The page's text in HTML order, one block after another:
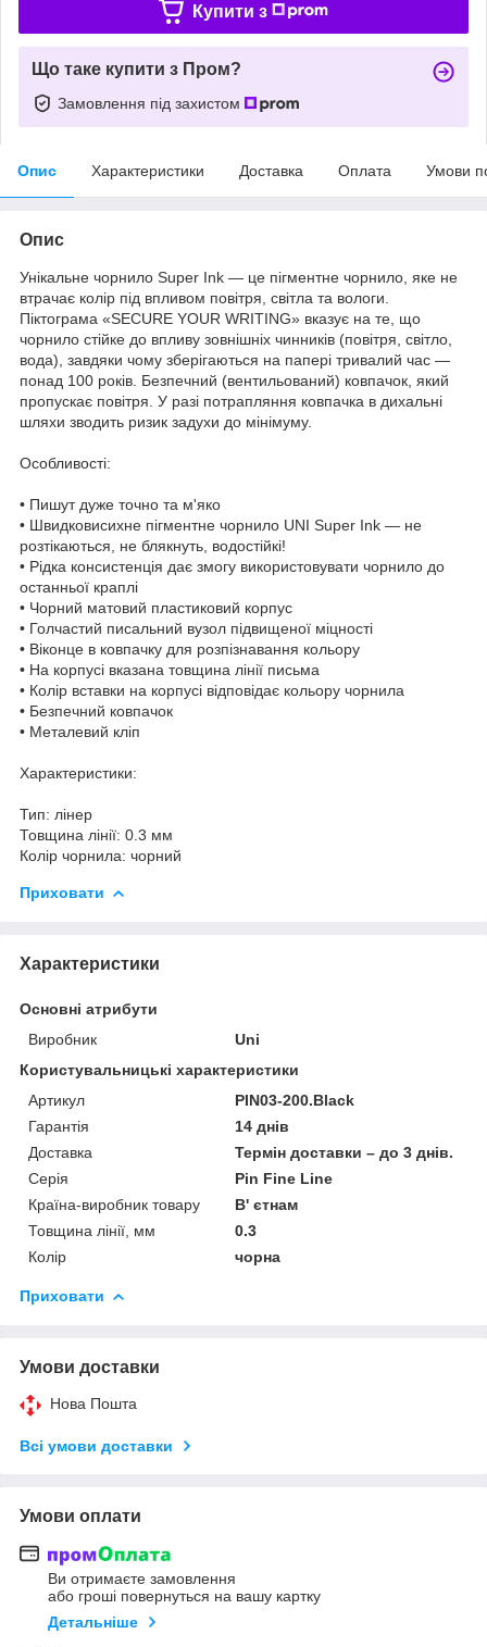
Купити з
Що таке купити з Пром?
Замовлення під захистом
Опис Характеристики Доставка Оплата Умови
Опис
Унікальне чорнило Super Ink — це пігментне чорнило, яке не
втрачає колір під впливом повітря, світла та вологи.
Піктограма «SECURE YOUR WRITING» вказує на те, що
чорнило стійке до впливу зовнішніх чинників (повітря, світло,
вода), завдяки чому зберігаються на папері тривалий час —
понад 100 років. Безпечний (вентильований) ковпачок, який
пропускає повітря. У разі потрапляння ковпачка в дихальні
шляхи зводить ризик задухи до мінімуму.
Особливості:
• Пишут дуже точно та м'яко
• Швидковисихне пігментне чорнило UNI Super Ink — не
розтікаються, не блякнуть, водостійкі!
• Рідка консистенція дає змогу використовувати чорнило до
останньої краплі
• Чорний матовий пластиковий корпус
• Голчастий писальний вузол підвищеної міцності
• Віконце в ковпачку для розпізнавання кольору
• На корпусі вказана товщина лінії письма
• Колір вставки на корпусі відповідає кольору чорнила
• Безпечний ковпачок
• Металевий кліп
Характеристики:
Тип: лінер
Товщина лінії: 0.3 мм
Колір чорнила: чорний
Приховати
Характеристики
Основні атрибути
Виробник
Uni
Користувальницькі характеристики
Артикул
PIN03-200.Black
Гарантія
14 днів
Доставка
Термін доставки – до 3 днів.
Серія
Pin Fine Line
Країна-виробник товару
В' єтнам
Товщина лінії, мм
0.3
Колір
чорна
Приховати
Умови доставки
Нова Пошта
Всі умови доставки
Умови оплати
Ви отримаєте замовлення
або гроші повернуться на вашу картку
Детальніше